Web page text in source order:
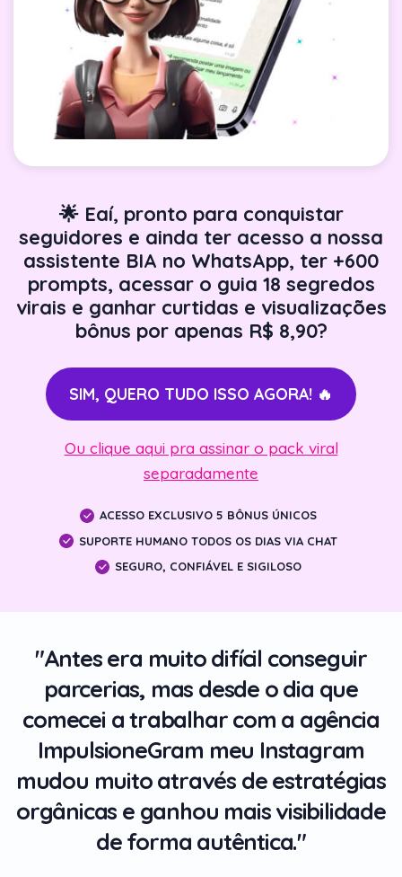
🌟 Eaí, pronto para conquistar
seguidores e ainda ter acesso a nossa
assistente BIA no WhatsApp, ter +600
prompts, acessar o guia 18 segredos
virais e ganhar curtidas e visualizações
bônus por apenas R$ 8,90?
SIM, QUERO TUDO ISSO AGORA! 🔥
Ou clique aqui pra assinar o pack viral
separadamente
ACESSO EXCLUSIVO 5 BÔNUS ÚNICOS
SUPORTE HUMANO TODOS OS DIAS VIA CHAT
SEGURO, CONFIÁVEL E SIGILOSO
"Antes era muito difícil conseguir
parcerias, mas desde o dia que
comecei a trabalhar com a agência
ImpulsioneGram meu Instagram
mudou muito através de estratégias
orgânicas e ganhou mais visibilidade
de forma autêntica."